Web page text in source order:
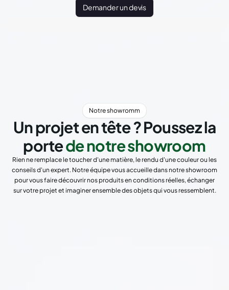
Demander un devis
Notre showromm
Un projet en tête ? Poussez la
portede notre showroom
Rien ne remplace le toucher d'une matière, le rendu d'une couleur ou les
conseils d'un expert. Notre équipe vous accueille dans notre showroom
pour vous faire découvrir nos produits en conditions réelles, échanger
sur votre projet et imaginer ensemble des objets qui vous ressemblent.